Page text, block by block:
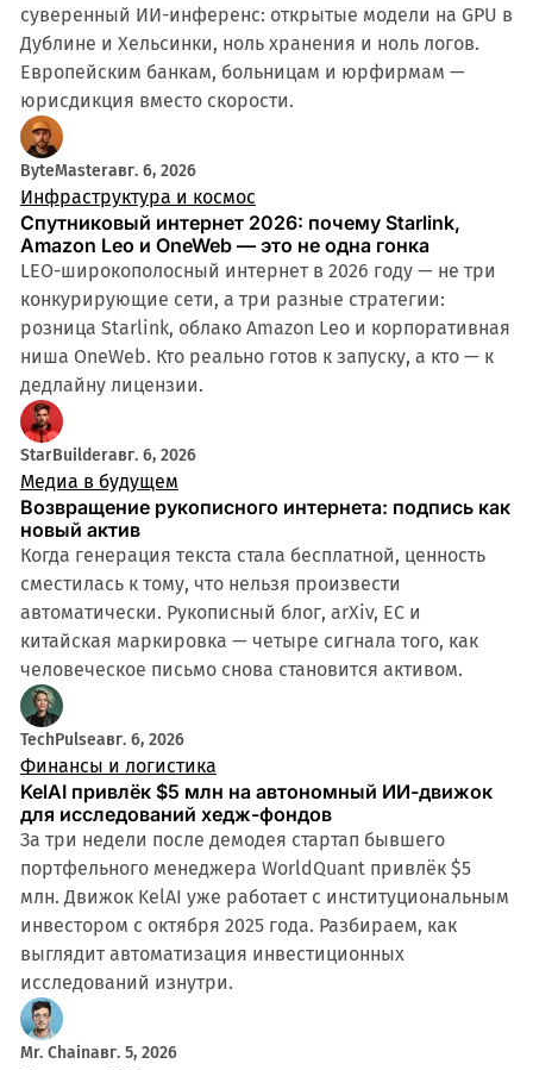
суверенный ИИ-инференс: открытые модели на GPU в
Дублине и Хельсинки, ноль хранения и ноль логов.
Европейским банкам, больницам и юрфирмам —
юрисдикция вместо скорости.
ByteMasterавг. 6, 2026
Инфраструктура и космос
Спутниковый интернет 2026: почему Starlink,
Amazon Leo и OneWeb — это не одна гонка
LEO-широкополосный интернет в 2026 году — не три
конкурирующие сети, а три разные стратегии:
розница Starlink, облако Amazon Leo и корпоративная
ниша OneWeb. Кто реально готов к запуску, а кто — к
дедлайну лицензии.
StarBuilderавг. 6, 2026
Медиа в будущем
Возвращение рукописного интернета: подпись как
новый актив
Когда генерация текста стала бесплатной, ценность
сместилась к тому, что нельзя произвести
автоматически. Рукописный блог, arXiv, ЕС и
китайская маркировка — четыре сигнала того, как
человеческое письмо снова становится активом.
TechPulseавг. 6, 2026
Финансы и логистика
KelAI привлёк $5 млн на автономный ИИ-движок
для исследований хедж-фондов
За три недели после демодея стартап бывшего
портфельного менеджера WorldQuant привлёк $5
млн. Движок KelAI уже работает с институциональным
инвестором с октября 2025 года. Разбираем, как
выглядит автоматизация инвестиционных
исследований изнутри.
Mr. Chainавг. 5, 2026